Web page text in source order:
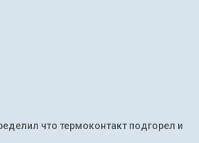
что термоконтакт подгорел и